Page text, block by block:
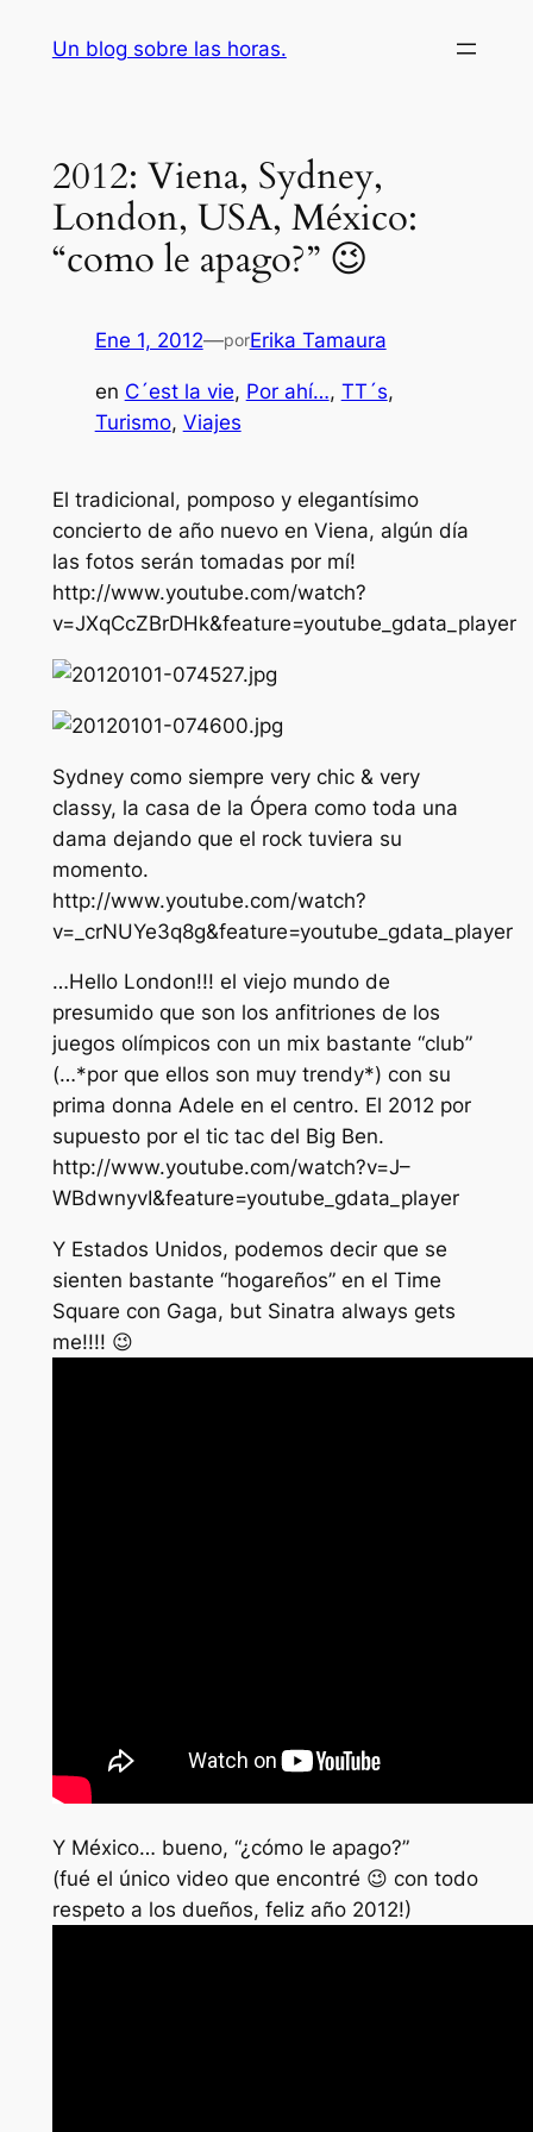
Un blog sobre las horas.
2012: Viena, Sydney,
London, USA, México:
“como le apago?” 😉
Ene 1, 2012—porErika Tamaura
en C´est la vie, Por ahí…, TT´s
Turismo, Viajes
El tradicional, pomposo y elegantísimo
concierto de año nuevo en Viena, algún día
las fotos serán tomadas por mí!
http://www.youtube.com/watch?
v=JXqCcZBrDHk&feature=youtube_gdata_player
Sydney como siempre very chic & very
classy, la casa de la Ópera como toda una
dama dejando que el rock tuviera su
momento.
http://www.youtube.com/watch?
v=_crNUYe3q8g&feature=youtube_gdata_player
…Hello London!!! el viejo mundo de
presumido que son los anfitriones de los
juegos olímpicos con un mix bastante “club”
(…*por que ellos son muy trendy*) con su
prima donna Adele en el centro. El 2012 por
supuesto por el tic tac del Big Ben.
http://www.youtube.com/watch?v=J–
WBdwnyvI&feature=youtube_gdata_player
Y Estados Unidos, podemos decir que se
sienten bastante “hogareños” en el Time
Square con Gaga, but Sinatra always gets
me!!!! 😉
Y México… bueno, “¿cómo le apago?”
(fué el único video que encontré 😉 con todo
respeto a los dueños, feliz año 2012!)